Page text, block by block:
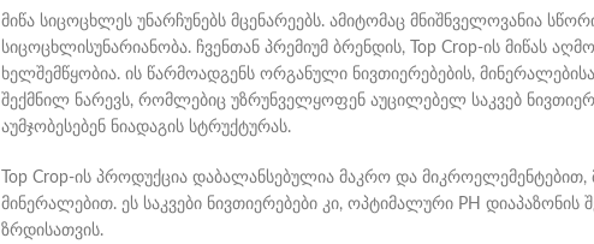
მიწა სიცოცხლეს უნარჩუნებს მცენარეებს. ამიტომაც მნიშნველოვანია
სიცოცხლისუნარიანობა. ჩვენთან პრემიუმ ბრენდის, Top Crop-ის მიწას
ხელშემწყობია. ის წარმოადგენს ორგანული ნივთიერებების,
შექმნილ ნარევს, რომლებიც უზრუნველყოფენ აუცილებელ საკვებ
აუმჯობესებენ ნიადაგის სტრუქტურას.
Top Crop-ის პროდუქცია დაბალანსებულია მაკრო და
მინერალებით. ეს საკვები ნივთიერებები კი, ოპტიმალური PH დიაპაზონის
ზრდისათვის.